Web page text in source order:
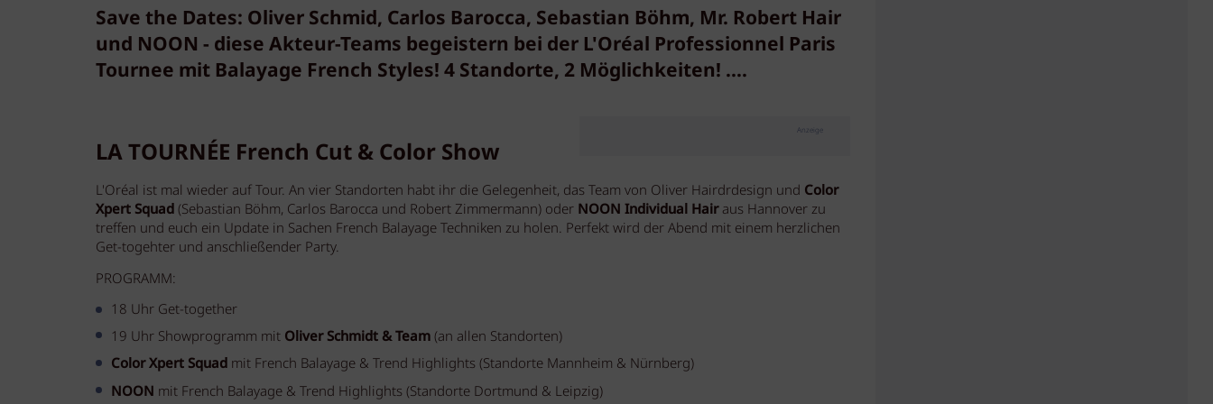
Save the Dates: Oliver Schmid, Carlos Barocca, Sebastian Böhm, Mr. Robert Hair
und NOON - diese Akteur-Teams begeistern bei der L'Oréal Professionnel Paris
Tournee mit Balayage French Styles! 4 Standorte, 2 Möglichkeiten! ....
Anzeige
LA TOURNÉE French Cut & Color Show
L'Oréal ist mal wieder auf Tour. An vier Standorten habt ihr die Gelegenheit, das Team von Oliver Hairdrdesign und Color
Xpert Squad(Sebastian Böhm, Carlos Barocca und Robert Zimmermann) oder NOON Individual Hairaus Hannover zu
treffen und euch ein Update in Sachen French Balayage Techniken zu holen. Perfekt wird der Abend mit einem herzlichen
Get-togehter und anschließender Party.
PROGRAMM:
18 Uhr Get-together
19 Uhr Showprogramm mit Oliver Schmidt & Team(an allen Standorten)
Color Xpert Squad mit French Balayage & Trend Highlights (Standorte Mannheim & Nürnberg)
NOON mit French Balayage & Trend Highlights (Standorte Dortmund & Leipzig)